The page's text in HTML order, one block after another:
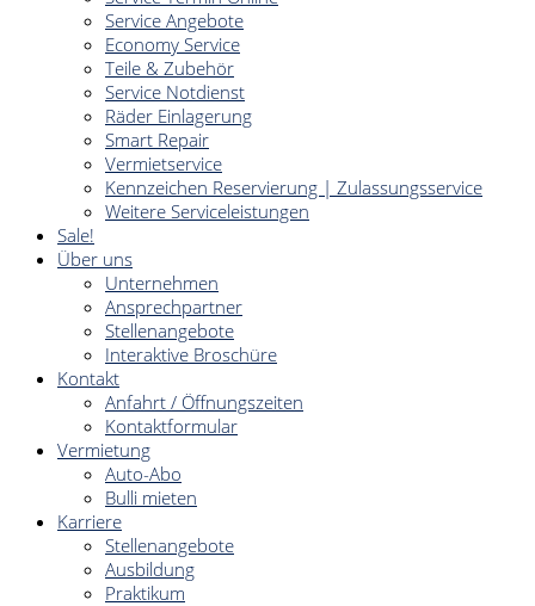
Service Angebote
Economy Service
Teile & Zubehör
Service Notdienst
Räder Einlagerung
Smart Repair
Vermietservice
Kennzeichen Reservierung | Zulassungsservice
Weitere Serviceleistungen
Sale!
Über uns
Unternehmen
Ansprechpartner
Stellenangebote
Interaktive Broschüre
Kontakt
Anfahrt / Öffnungszeiten
Kontaktformular
Vermietung
Auto-Abo
Bulli mieten
Karriere
Stellenangebote
Ausbildung
Praktikum